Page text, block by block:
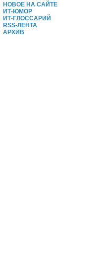
НОВОЕ НА САЙТЕ
ИТ-ЮМОР
ИТ-ГЛОССАРИЙ
RSS-ЛЕНТА
АРХИВ